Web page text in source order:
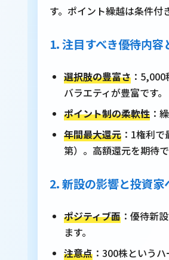
す。ポイント繰越は条件付
1. 注目すべき優待内容
選択肢の豊富さ ：
バラエティが豊富です。
ポイント制の柔軟性 ：
年間最大還元 ：1権利
第）。高額還元を期待
2. 新設の影響と投資家
ポジティブ面 ：優待新
ます。
注意点 ：300株という